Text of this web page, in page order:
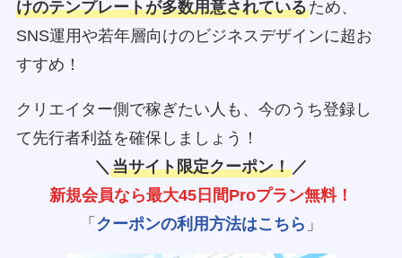
けのテンプレートが多数用意されているため、
SNS運用や若年層向けのビジネスデザインに超お
すすめ！
クリエイター側で稼ぎたい人も、今のうち登録し
て先行者利益を確保しましょう！
＼ 当サイト限定クーポン！／
新規会員なら最大45日間Proプラン無料！
「 クーポンの利用方法はこちら 」